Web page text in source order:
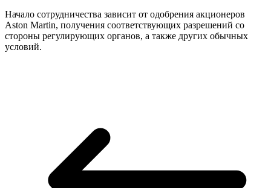
Начало сотрудничества зависит от одобрения акционеров
Aston Martin, получения соответствующих разрешений со
стороны регулирующих органов, а также других обычных
условий.